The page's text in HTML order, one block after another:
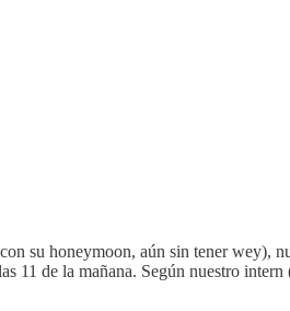
su honeymoon, aún sin tener wey),
11 de la mañana. Según nuestro